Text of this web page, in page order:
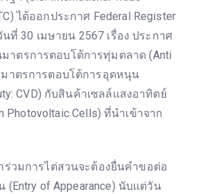
ได้ออกประกาศ Federal Register
นที่ 30 เมษายน 2567 เรื่อง ประกาศ
มาตรการตอบโต้การทุ่มตลาด (Anti
มาตรการตอบโต้การอุดหนุน
CVD) กับสินค้าเซลล์แสงอาทิตย์
Photovoltaic Cells) ที่นำเข้าจาก
วมการไต่สวนจะต้องยื่นคำขอต่อ
(Entry of Appearance) นับแต่วัน